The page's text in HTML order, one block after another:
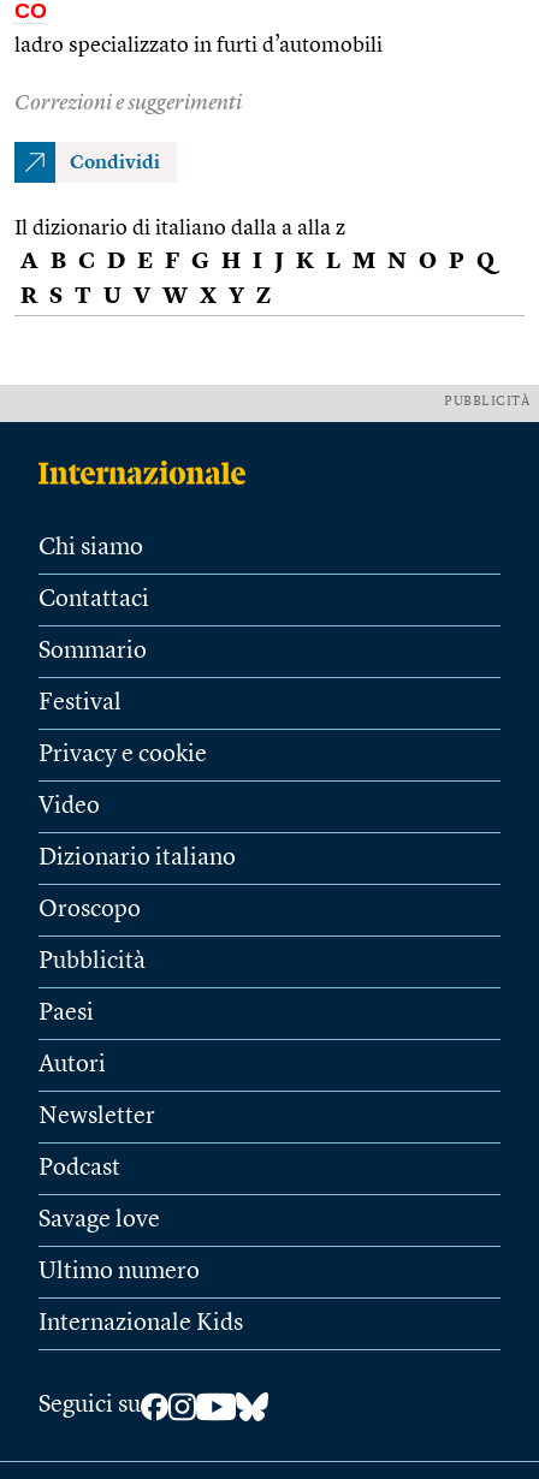
CO
ladro specializzato in furti d’automobili
Correzioni e suggerimenti
Condividi
Il dizionario di italiano dalla a alla z
A B C D E F G H I J K L M N O P Q
R S T U V W X Y Z
PUBBLICITÀ
Chi siamo
Contattaci
Sommario
Festival
Privacy e cookie
Video
Dizionario italiano
Oroscopo
Pubblicità
Paesi
Autori
Newsletter
Podcast
Savage love
Ultimo numero
Internazionale Kids
Seguici su